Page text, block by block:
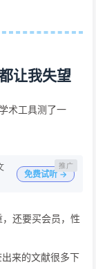
让我失望
术工具测了一
免费试听 →
还要买会员，性
来的文献很多下